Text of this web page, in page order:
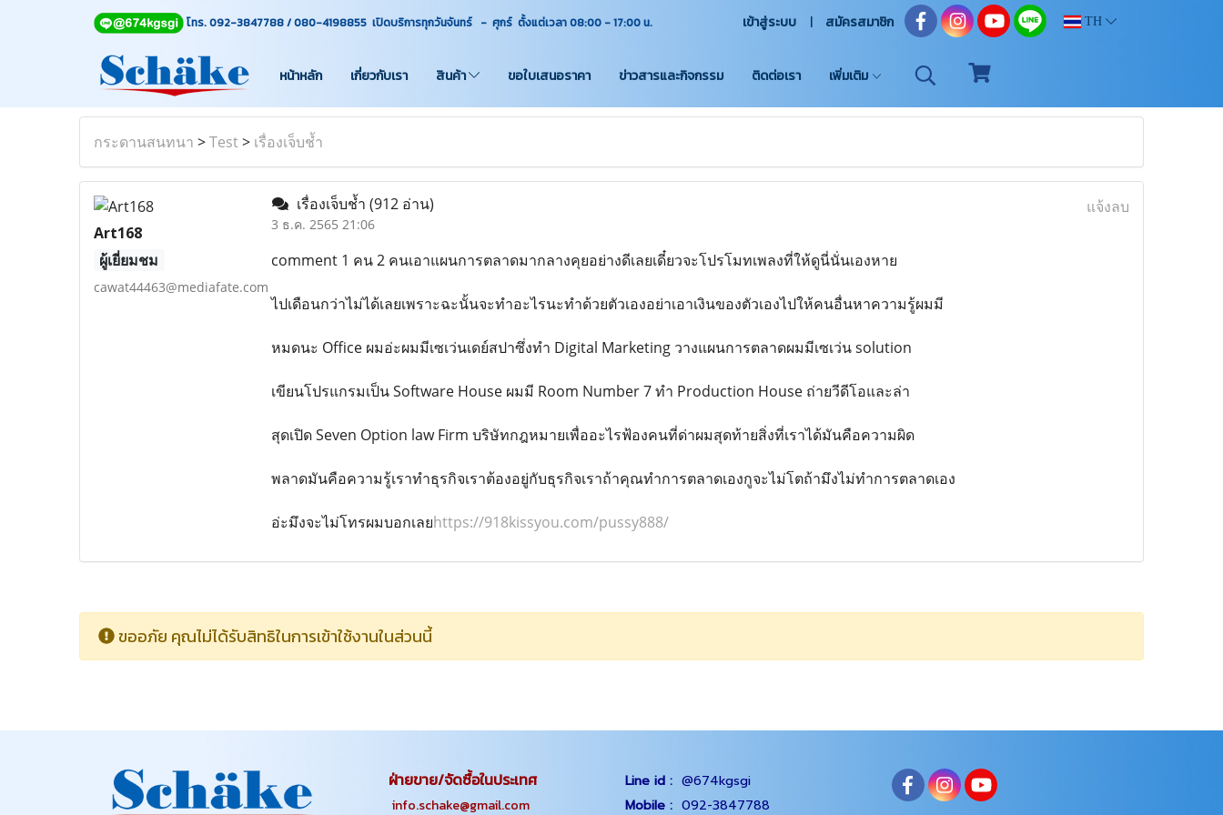
โทร. 092-3847788 / 080-4198855 เปิดบริการทุกวันจันทร์ - ศุกร์ ตั้งแต่เวลา 08:00 - 17:00น. เข้าสู่ระบบ สมัครสมาชิก TH
หน้าหลัก เกี่ยวกับเรา สินค้า ขอใบเสนอราคา ข่าวสารและกิจกรรม ติดต่อเรา เพิ่มเติม
กระดานสนทนา >Test> เรื่องเจ็บช้ำ
Art168
ผู้เยี่ยมชม
cawat44463@mediafate.com
เรื่องเจ็บช้ำ (912 อ่าน)
3 ธ.ค. 2565 21:06
แจ้งลบ
comment 1 คน 2 คนเอาแผนการตลาดมากลางคุยอย่างดีเลยเดี๋ยวจะโปรโมทเพลงที่ให้ดูนี่นั่นเองหาย
ไปเดือนกว่าไม่ได้เลยเพราะฉะนั้นจะทำอะไรนะทำด้วยตัวเองอย่าเอาเงินของตัวเองไปให้คนอื่นหาความรู้ผมมี
หมดนะ Office ผมอ่ะผมมีเซเว่นเดย์สปาซึ่งทำ Digital Marketing วางแผนการตลาดผมมีเซเว่น solution
เขียนโปรแกรมเป็น Software House ผมมี Room Number 7 ทำ Production House ถ่ายวีดีโอและล่า
สุดเปิด Seven Option law Firm บริษัทกฎหมายเพื่ออะไรฟ้องคนที่ด่าผมสุดท้ายสิ่งที่เราได้มันคือความผิด
พลาดมันคือความรู้เราทำธุรกิจเราต้องอยู่กับธุรกิจเราถ้าคุณทำการตลาดเองกูจะไม่โตถ้ามึงไม่ทำการตลาดเอง
อ่ะมึงจะไม่โทรผมบอกเลยhttps://918kissyou.com/pussy888/
ขออภัย คุณไม่ได้รับสิทธิในการเข้าใช้งานในส่วนนี้
ฝ่ายขาย/จัดซื้อในประเทศ
info.schake@gmail.com
Line id : @674kgsgi
Mobile : 092-3847788